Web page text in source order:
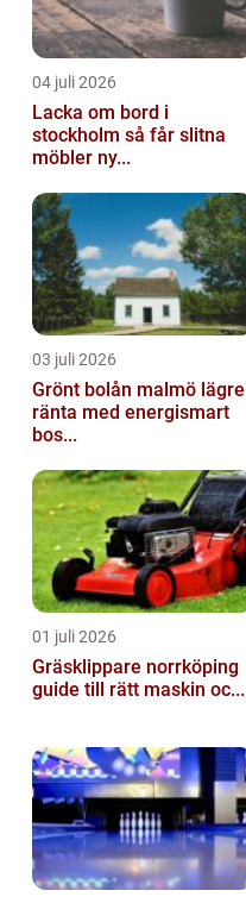
04 juli 2026
Lacka om bord i
stockholm så får slitna
möbler ny...
03 juli 2026
Grönt bolån malmö lägre
ränta med energismart
bos...
01 juli 2026
Gräsklippare norrköping
guide till rätt maskin oc...